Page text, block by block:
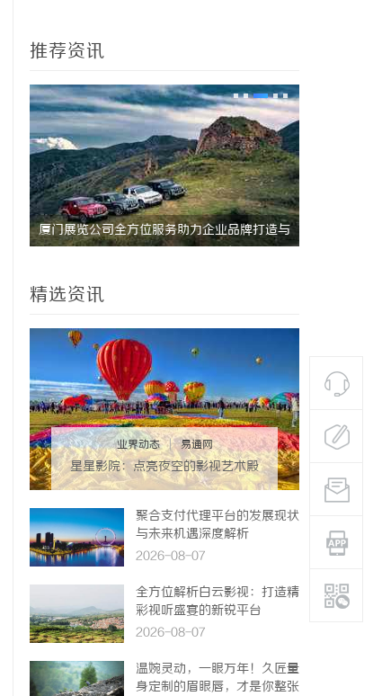
推荐资讯
厦门展览公司全方位服务助力企业品牌打造与
精选资讯
业界动态 | 易通网
星星影院：点亮夜空的影视艺术殿
堂
聚合支付代理平台的发展现状
与未来机遇深度解析
2026-08-07
全方位解析白云影视：打造精
彩视听盛宴的新锐平台
2026-08-07
温婉灵动，一眼万年！久匠量
身定制的眉眼唇，才是你整张